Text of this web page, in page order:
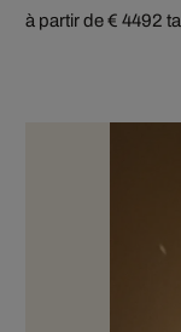
à partir de € 4492